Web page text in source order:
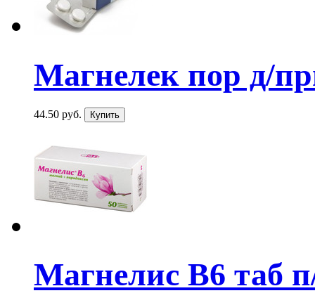
Магнелек пор д/
44.50 руб.
Магнелис В6 таб